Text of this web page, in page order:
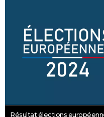
Résultat élections